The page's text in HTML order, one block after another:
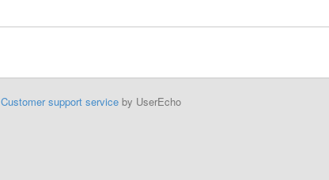
Customer support serviceby UserEcho